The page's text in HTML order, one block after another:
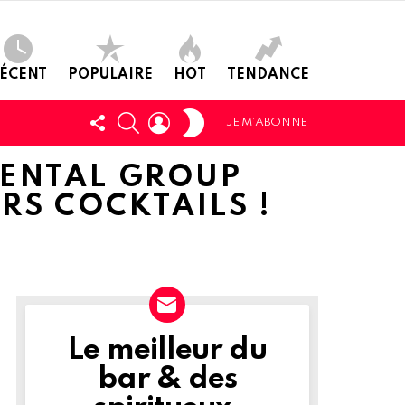
POPULAIRE HOT TENDANCE
SUIVEZ-
NOUS
CHERCHER
LOGIN
JE M’ABONNE
GROUP
COCKTAILS !
NEWSLETTER
Le meilleur du
bar & des